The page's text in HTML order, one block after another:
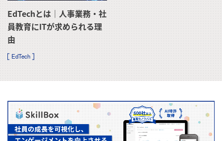
EdTechとは｜人事業務・社
員教育にITが求められる理
由
EdTech